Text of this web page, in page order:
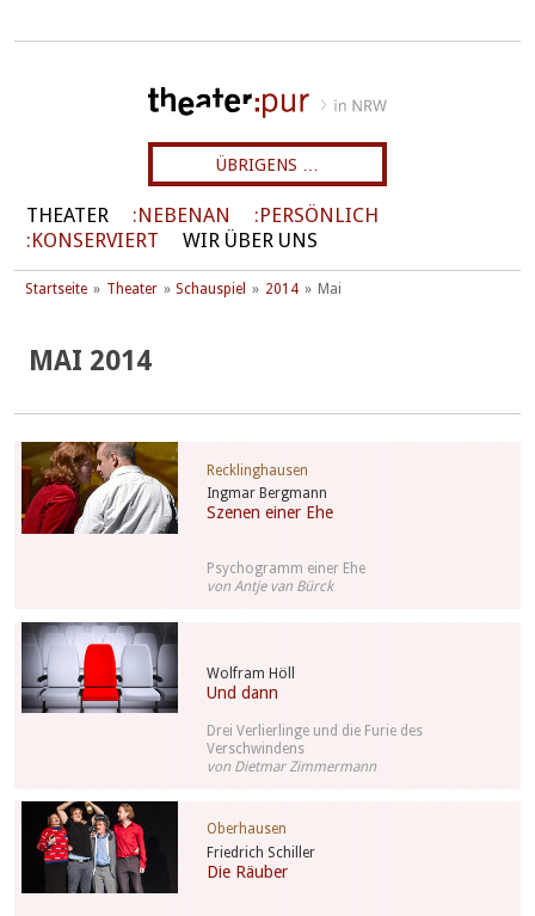
ÜBRIGENS …
THEATER NEBENAN
PERSÖNLICH
KONSERVIERT
WIR ÜBER UNS
Startseite Theater Schauspiel 2014 Mai
MAI 2014
Ingmar Bergmann
Szenen einer Ehe
Recklinghausen
Psychogramm einer Ehe
von Antje van Bürck
Wolfram Höll
Und dann
Drei Verlierlinge und die Furie des
Verschwindens
von Dietmar Zimmermann
Friedrich Schiller
Die Räuber
Oberhausen